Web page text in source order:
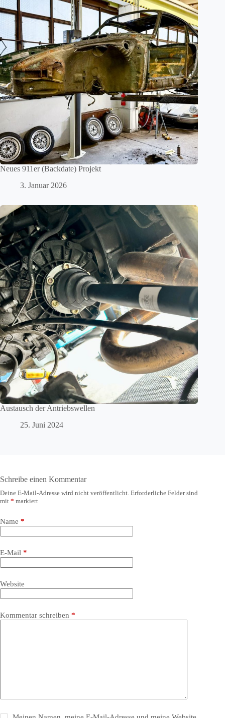
Neues 911er (Backdate) Projekt
3. Januar 2026
Austausch der Antriebswellen
25. Juni 2024
Schreibe einen Kommentar
Deine E-Mail-Adresse wird nicht veröffentlicht. Erforderliche Felder sind
mit * markiert
Name *
E-Mail *
Website
Kommentar schreiben *